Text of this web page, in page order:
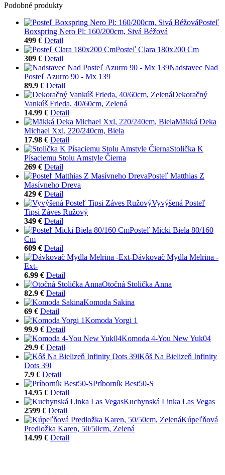
Podobné produkty
Posteľ
Boxspring Nero Pl: 160/200cm, Sivá Béžová
499 € Detail
Posteľ Clara 180x200 Cm
309 € Detail
Nadstavec Nad
Posteľ Azurro 90 - Mx 139
89.9 € Detail
Dekoračný
Vankúš Frieda, 40/60cm, Zelená
14.99 € Detail
Mäkká Deka
Michael Xxl, 220/240cm, Biela
17.98 € Detail
Stolička K
Písaciemu Stolu Amstyle Čierna
269 € Detail
Posteľ Matthias Z
Masívneho Dreva
429 € Detail
Vyvýšená Posteľ
Tipsi Záves Ružový
349 € Detail
Posteľ Micki Biela 80/160
Cm
609 € Detail
Dávkovač Mydla Melrina -
Ext-
6.99 € Detail
Otočná Stolička Anna
82.9 € Detail
Komoda Sakina
69 € Detail
Komoda Yorgi 1
99.9 € Detail
Komoda 4-You New Yuk04
29.9 € Detail
Kôš Na Bielizeň Infinity
Dots 39l
7.9 € Detail
Príborník Best50-S
14.95 € Detail
Kuchynská Linka Las Vegas
2599 € Detail
Kúpeľňová
Predložka Karen, 50/50cm, Zelená
14.99 € Detail